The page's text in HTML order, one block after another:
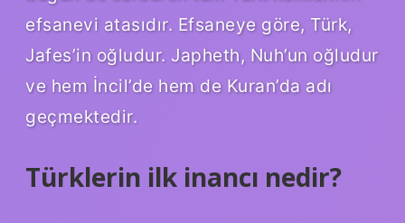
efsanevi atasıdır. Efsaneye göre, Türk,
Jafes’in oğludur. Japheth, Nuh’un oğludur
ve hem İncil’de hem de Kuran’da adı
geçmektedir.
Türklerin ilk inancı nedir?